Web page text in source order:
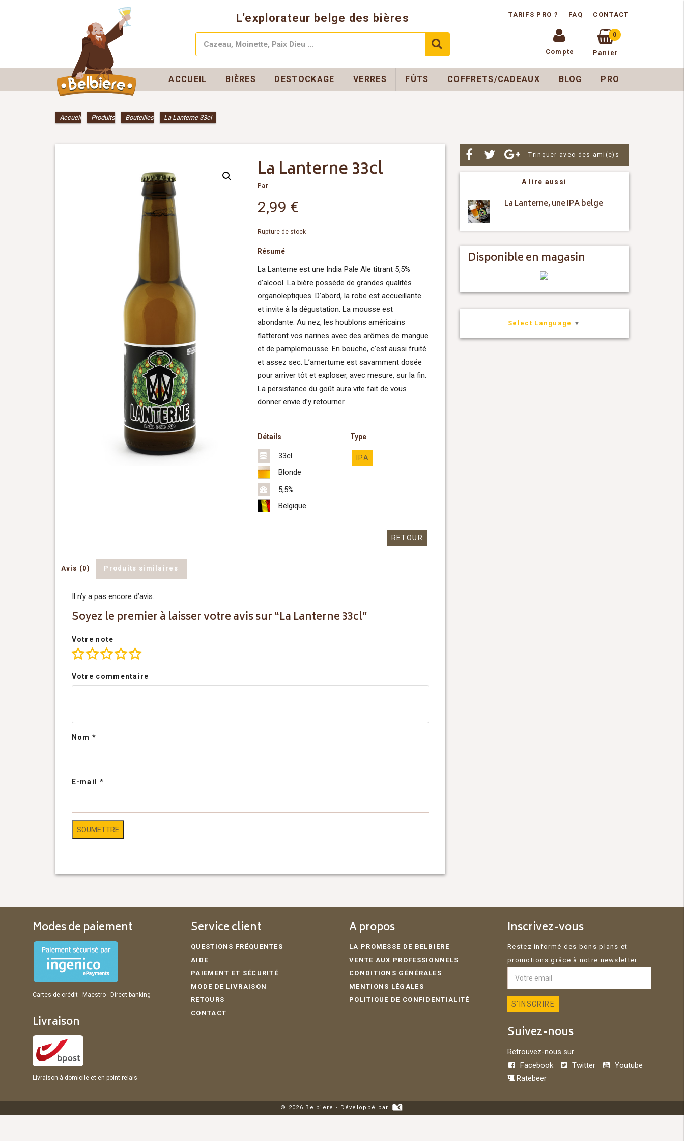
L'explorateur belge des bières TARIFS PRO ? FAQ CONTACT
Compte
0
Panier
ACCUEIL BIÈRES DESTOCKAGE VERRES FÛTS COFFRETS/CADEAUX BLOG PRO
Accueil» Produits» Bouteilles» La Lanterne 33cl
La Lanterne 33cl
Par
2,99 €
Rupture de stock
Résumé
La Lanterne est une India Pale Ale titrant 5,5%
d’alcool. La bière possède de grandes qualités
organoleptiques. D’abord, la robe est accueillante
et invite à la dégustation. La mousse est
abondante. Au nez, les houblons américains
flatteront vos narines avec des arômes de mangue
et de pamplemousse. En bouche, c’est aussi fruité
et assez sec. L’amertume est savamment dosée
pour arriver tôt et exploser, avec mesure, sur la fin.
La persistance du goût aura vite fait de vous
donner envie d’y retourner.
Détails
33cl
Blonde
5,5%
Belgique
Type
IPA
RETOUR
Avis (0) Produits similaires
Il n’y a pas encore d’avis.
Soyez le premier à laisser votre avis sur “La Lanterne 33cl”
Votre note
Votre commentaire
Nom *
E-mail *
Trinquer avec des ami(e)s
A lire aussi
La Lanterne, une IPA belge
Disponible en magasin
Select Language ▼
Modes de paiement
Cartes de crédit - Maestro - Direct banking
Livraison
Livraison à domicile et en point relais
Service client
QUESTIONS FRÉQUENTES
AIDE
PAIEMENT ET SÉCURITÉ
MODE DE LIVRAISON
RETOURS
CONTACT
A propos
LA PROMESSE DE BELBIERE
VENTE AUX PROFESSIONNELS
CONDITIONS GÉNÉRALES
MENTIONS LÉGALES
POLITIQUE DE CONFIDENTIALITÉ
Inscrivez-vous
Restez informé des bons plans et
promotions grâce à notre newsletter
Suivez-nous
Retrouvez-nous sur
Facebook
Twitter
Youtube
Ratebeer
© 2026 Belbiere - Développé par